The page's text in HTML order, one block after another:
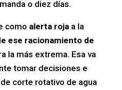
o diez días.
como alerta rojaa la
ese racionamiento de
la más extrema. Esa va
tomar decisiones e
corte rotativo de agua